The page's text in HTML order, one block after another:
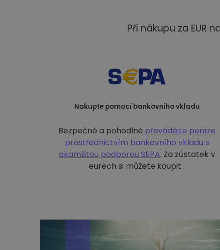
Při nákupu za EUR
Nakupte pomocí bankovního vkladu
Bezpečně a pohodlně převádějte peníze
prostřednictvím bankovního vkladu s
okamžitou podporou SEPA. Za zůstatek v
eurech si můžete koupit .